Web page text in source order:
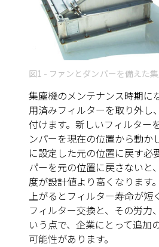
図1 - ファンとダンパーを備えた
集塵機のメンテナンス時期に
用済みフィルターを取り外し
付けます。新しいフィルター
ンパーを現在の位置から動か
に設定した元の位置に戻す必
パーを元の位置に戻さないと
度が設計値より高くなります
上がるとフィルター寿命が短
フィルター交換と、その労力
いう点で、企業にとって追加
可能性があります。